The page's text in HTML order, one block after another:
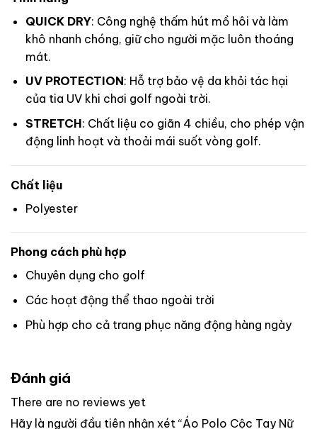
QUICK DRY: Công nghệ thấm hút mồ hôi và làm
khô nhanh chóng, giữ cho người mặc luôn thoáng
mát.
UV PROTECTION: Hỗ trợ bảo vệ da khỏi tác hại
của tia UV khi chơi golf ngoài trời.
STRETCH: Chất liệu co giãn 4 chiều, cho phép vận
động linh hoạt và thoải mái suốt vòng golf.
Chất liệu
Polyester
Phong cách phù hợp
Chuyên dụng cho golf
Các hoạt động thể thao ngoài trời
Phù hợp cho cả trang phục năng động hàng ngày
Đánh giá
There are no reviews yet
Hãy là người đầu tiên nhận xét “Áo Polo Cộc Tay Nữ